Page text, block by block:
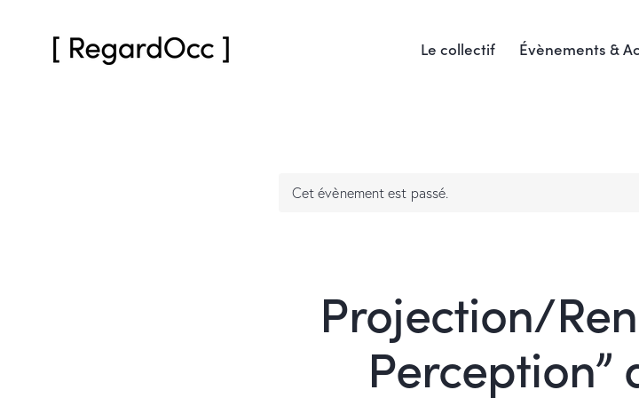
Le collectif Évènements &
Cet évènement est passé.
Projection/
Perception”